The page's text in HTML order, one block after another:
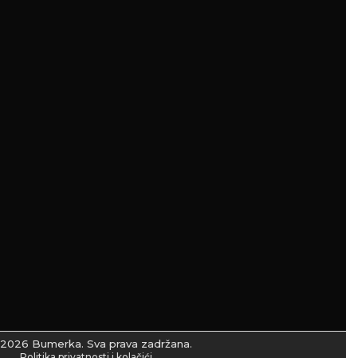
2026 Bumerka. Sva prava zadržana.